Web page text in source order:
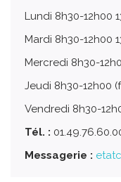
Lundi 8h30-12h00
Mardi 8h30-12h00
Mercredi 8h30-
Jeudi 8h30-12h00
Vendredi 8h30-
Tél. :
Messagerie :